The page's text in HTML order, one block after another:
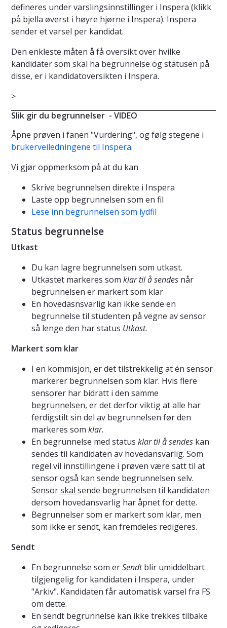
defineres under varslingsinnstillinger i Inspera (klikk
på bjella øverst i høyre hjørne i Inspera). Inspera
sender et varsel per kandidat.
Den enkleste måten å få oversikt over hvilke
kandidater som skal ha begrunnelse og statusen på
disse, er i kandidatoversikten i Inspera.
>
Slik gir du begrunnelser - VIDEO
Åpne prøven i fanen "Vurdering", og følg stegene i
brukerveiledningene til Inspera.
Vi gjør oppmerksom på at du kan
Skrive begrunnelsen direkte i Inspera
Laste opp begrunnelsen som en fil
Lese inn begrunnelsen som lydfil
Status begrunnelse
Utkast
Du kan lagre begrunnelsen som utkast.
Utkastet markeres som klar til å sendes når
begrunnelsen er markert som klar
En hovedasnsvarlig kan ikke sende en
begrunnelse til studenten på vegne av sensor
så lenge den har status Utkast.
Markert som klar
I en kommisjon, er det tilstrekkelig at én sensor
markerer begrunnelsen som klar. Hvis flere
sensorer har bidratt i den samme
begrunnelsen, er det derfor viktig at alle har
ferdigstilt sin del av begrunnelsen før den
markeres som klar.
En begrunnelse med status klar til å sendes kan
sendes til kandidaten av hovedansvarlig. Som
regel vil innstillingene i prøven være satt til at
sensor også kan sende begrunnelsen selv.
Sensorskal sende begrunnelsen til kandidaten
dersom hovedansvarlig har åpnet for dette.
Begrunnelser som er markert som klar, men
som ikke er sendt, kan fremdeles redigeres.
Sendt
En begrunnelse som erSendtblir umiddelbart
tilgjengelig for kandidaten i Inspera, under
"Arkiv". Kandidaten får automatisk varsel fra FS
om dette.
En sendt begrunnelse kan ikke trekkes tilbake